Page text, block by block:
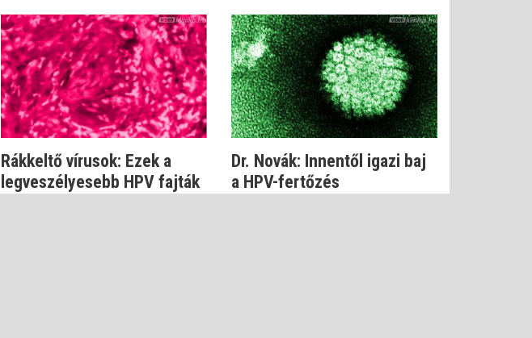
Rákkeltő vírusok: Ezek a
legveszélyesebb HPV fajták
Dr. Novák: Innentől igazi baj
a HPV-fertőzés